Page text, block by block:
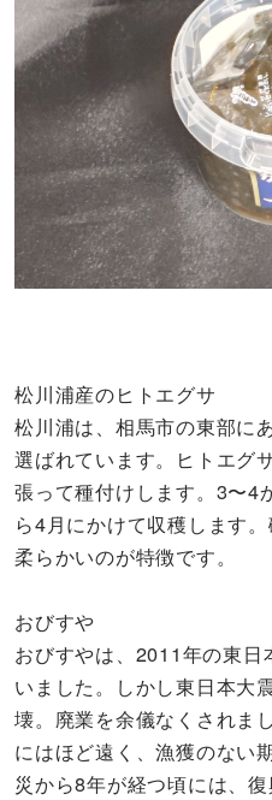
松川浦産のヒトエグサ
松川浦は、相馬市の東部に
選ばれています。ヒトエグ
張って種付けします。3〜4
ら4月にかけて収穫します
柔らかいのが特徴です。
おびすや
おびすやは、2011年の東
いました。しかし東日本大
壊。廃業を余儀なくされま
にはほど遠く、漁獲のない
災から8年が経つ頃には、